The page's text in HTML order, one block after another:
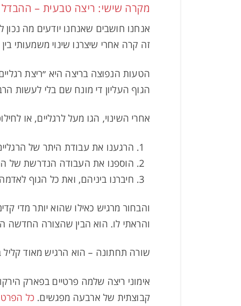
מקרה שישי: ריצה טבעית –
אנחנו חושבים שאנחנו יודעים מה
זה קרה אחרי שיצרנו שינוי משמעותי
הטעות הנפוצה בריצה היא ״ריצת
הגוף העליון די מונח שם בלי לעשות
אחרי השינוי, הגו מעל לרגליים, או
הרגענו את עבודת היתר של
הוספנו את העבודה הנדרשת של
חיברנו ביניהם, ואת כל הגוף
והבחור מרגיש כאילו שהוא יותר מדי
והראתי לו. הוא הבין שהצורה
שורה תחתונה – הוא הרגיש מאוד
אימוני ריצה שלמה פרטיים בפארק
קבוצתית של ארבעה מפגשים. כל